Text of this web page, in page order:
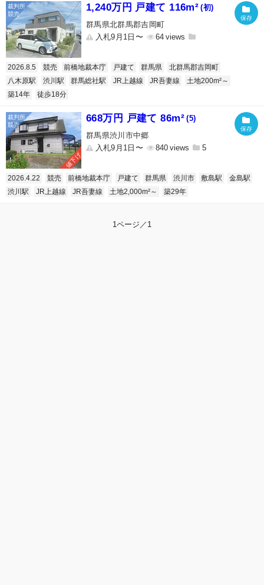
1,240万円 戸建て 116m² (初)
群馬県北群馬郡吉岡町
入札9月1日〜
64
2026.8.5 競売 前橋地裁本庁 戸建て 群馬県
北群馬郡吉岡町
八木原駅
渋川駅 群馬総社駅 JR上越線 JR吾妻線
土地200m²～
築14年
徒歩18分
値下げ
668万円 戸建て 86m² (5)
群馬県渋川市中郷
入札9月1日〜
840 5
2026.4.22 競売 前橋地裁本庁 戸建て 群馬県 渋川市 敷島駅
金島駅
渋川駅
JR上越線 JR吾妻線 土地2,000m²～ 築29年
1ページ／1